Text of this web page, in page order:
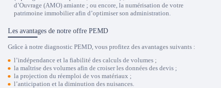
d’Ouvrage (AMO) amiante ; ou encore, la numérisation de votre
patrimoine immobilier afin d’optimiser son administration.
Les avantages de notre offre PEMD
Grâce à notre diagnostic PEMD, vous profitez des avantages suivants :
l’indépendance et la fiabilité des calculs de volumes ;
la maîtrise des volumes afin de croiser les données des devis ;
la projection du réemploi de vos matériaux ;
l’anticipation et la diminution des nuisances.